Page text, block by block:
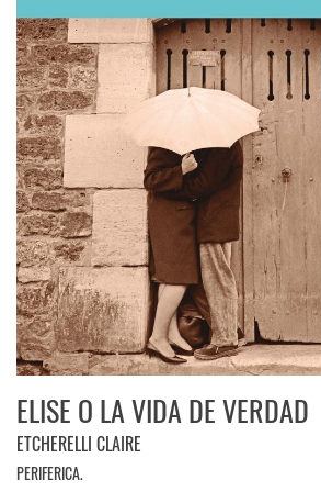
ELISE O LA VIDA DE VERDAD
ETCHERELLI CLAIRE
PERIFERICA.